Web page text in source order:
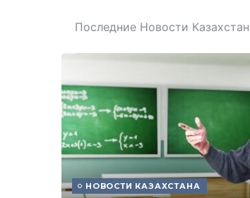
Последние Новости
НОВОСТИ КАЗАХСТАНА